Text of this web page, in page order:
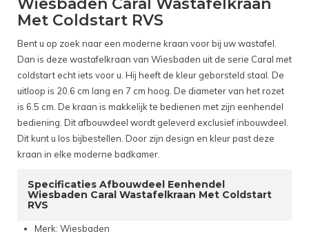
Wiesbaden Caral Wastafelkraan
Met Coldstart RVS
Bent u op zoek naar een moderne kraan voor bij uw wastafel.
Dan is deze wastafelkraan van Wiesbaden uit de serie Caral met
coldstart echt iets voor u. Hij heeft de kleur geborsteld staal. De
uitloop is 20.6 cm lang en 7 cm hoog. De diameter van het rozet
is 6.5 cm. De kraan is makkelijk te bedienen met zijn eenhendel
bediening. Dit afbouwdeel wordt geleverd exclusief inbouwdeel.
Dit kunt u los bijbestellen. Door zijn design en kleur past deze
kraan in elke moderne badkamer.
Specificaties Afbouwdeel Eenhendel
Wiesbaden Caral Wastafelkraan Met Coldstart
RVS
Merk: Wiesbaden